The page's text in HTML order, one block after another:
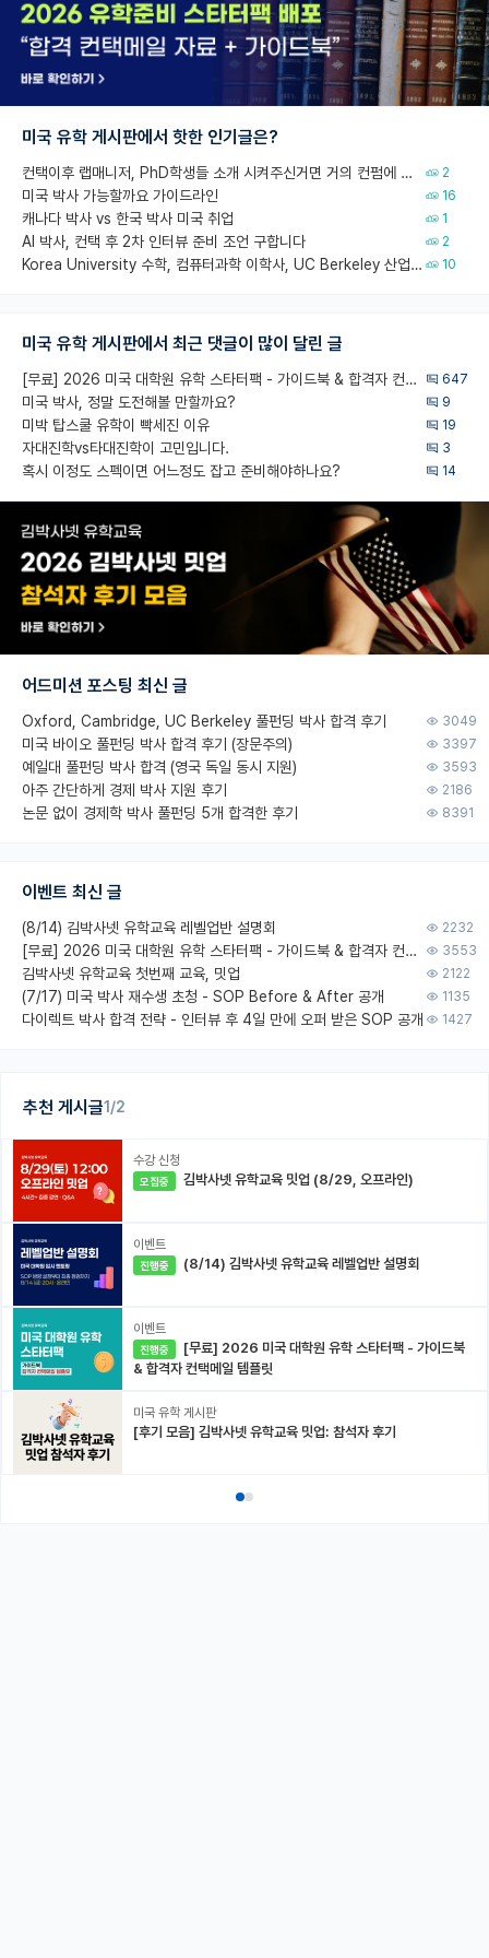
추천 게시글1/2
수강 신청
모집중 김박사넷 유학교육 밋업 (8/29, 오프라인)
이벤트
진행중 (8/14) 김박사넷 유학교육 레벨업반 설명회
이벤트
진행중
& 합격자 컨택메일 템플릿
미국 유학 게시판
[후기 모음] 김박사넷 유학교육 밋업: 참석자 후기
미국 유학 게시판에서 핫한 인기글은?
컨택이후 랩매니저, PhD학생들 소개 시켜주신거면 거의 컨펌에 가깝나요? 2
미국 박사 가능할까요 가이드라인 16
캐나다 박사 vs 한국 박사 미국 취업 1
AI 박사, 컨택 후 2차 인터뷰 준비 조언 구합니다 2
Korea University 수학, 컴퓨터과학 이학사, UC Berkeley 산업공학 대학원 공학박사가 되는 것은 쉽지 않겠죠? 10
미국 유학 게시판에서 최근 댓글이 많이 달린 글
[무료] 2026 미국 대학원 유학 스타터팩 - 가이드북 & 합격자 컨택메일 템플릿 647
미국 박사, 정말 도전해볼 만할까요? 9
미박 탑스쿨 유학이 빡세진 이유 19
자대진학vs타대진학이 고민입니다. 3
혹시 이정도 스펙이면 어느정도 잡고 준비해야하나요? 14
어드미션 포스팅 최신 글
Oxford, Cambridge, UC Berkeley 풀펀딩 박사 합격 후기 3049
미국 바이오 풀펀딩 박사 합격 후기 (장문주의) 3397
예일대 풀펀딩 박사 합격 (영국 독일 동시 지원) 3593
아주 간단하게 경제 박사 지원 후기 2186
논문 없이 경제학 박사 풀펀딩 5개 합격한 후기 8391
이벤트 최신 글
(8/14) 김박사넷 유학교육 레벨업반 설명회 2232
[무료] 2026 미국 대학원 유학 스타터팩 - 가이드북 & 합격자 컨택메일 템플릿 3553
김박사넷 유학교육 첫번째 교육, 밋업 2122
(7/17) 미국 박사 재수생 초청 - SOP Before & After 공개 1135
다이렉트 박사 합격 전략 - 인터뷰 후 4일 만에 오퍼 받은 SOP 공개 1427